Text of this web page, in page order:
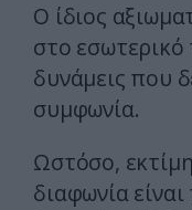
Ο ίδιος
στο
δυνάμεις που
συμφωνία.
Ωστόσο,
διαφωνία